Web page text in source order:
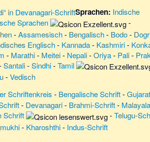
Sprachen: Indische
Sprachen
-
-Assamesisch- Bengalisch- Bodo-
Englisch- Kannada- Kashmiri-
- Marathi- Meitei- Nepali-Oriya- Pali-
Santali-Sindhi-Tamil
-Vedisch
Schriftenkreis - Bengalische Schrift-
- Devanagari- Brahmi-Schrift-
Schrift -Telugu-
- Kharoshthi- Indus-Schrift